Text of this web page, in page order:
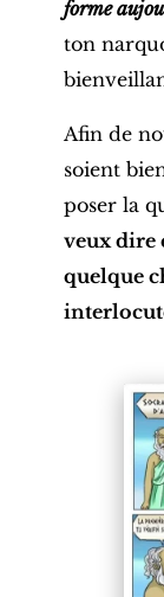
forme
ton
Afin de
soient
poser la
veux dire
quelque